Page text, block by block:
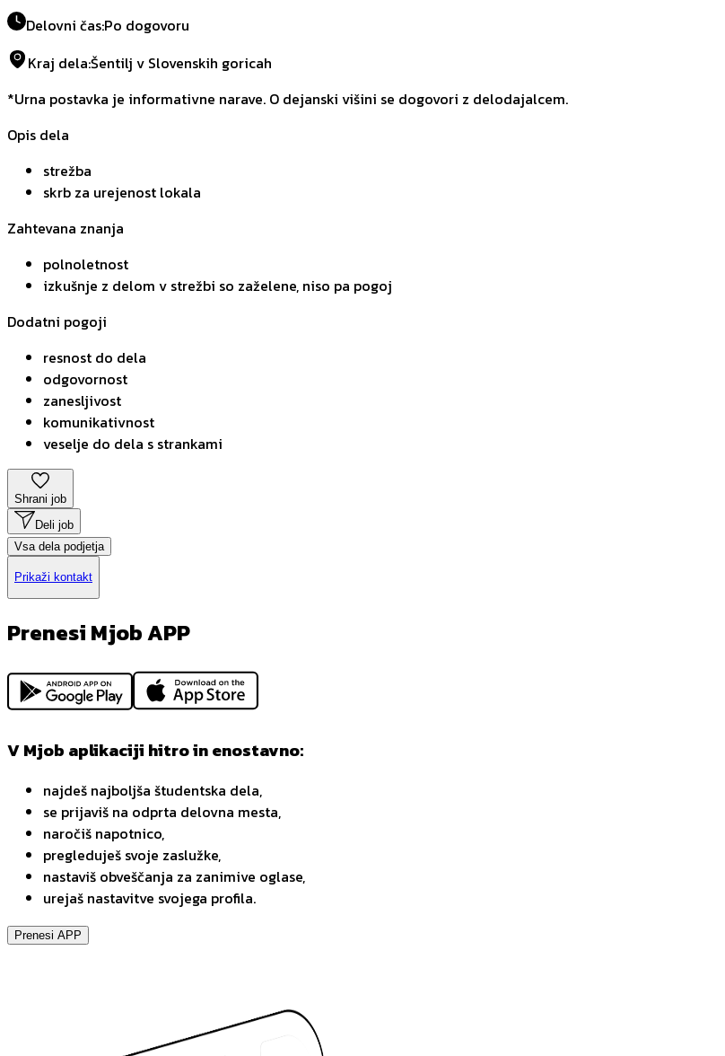
Delovni čas:Po dogovoru
Kraj dela:Šentilj v Slovenskih goricah
*Urna postavka je informativne narave. O dejanski višini se dogovori z delodajalcem.
Opis dela
strežba
skrb za urejenost lokala
Zahtevana znanja
polnoletnost
izkušnje z delom v strežbi so zaželene, niso pa pogoj
Dodatni pogoji
resnost do dela
odgovornost
zanesljivost
komunikativnost
veselje do dela s strankami
Shrani job
Deli job
Vsa dela podjetja
Prikaži kontakt
Prenesi Mjob APP
V Mjob aplikaciji hitro in enostavno:
najdeš najboljša študentska dela,
se prijaviš na odprta delovna mesta,
naročiš napotnico,
pregleduješ svoje zaslužke,
nastaviš obveščanja za zanimive oglase,
urejaš nastavitve svojega profila.
Prenesi APP